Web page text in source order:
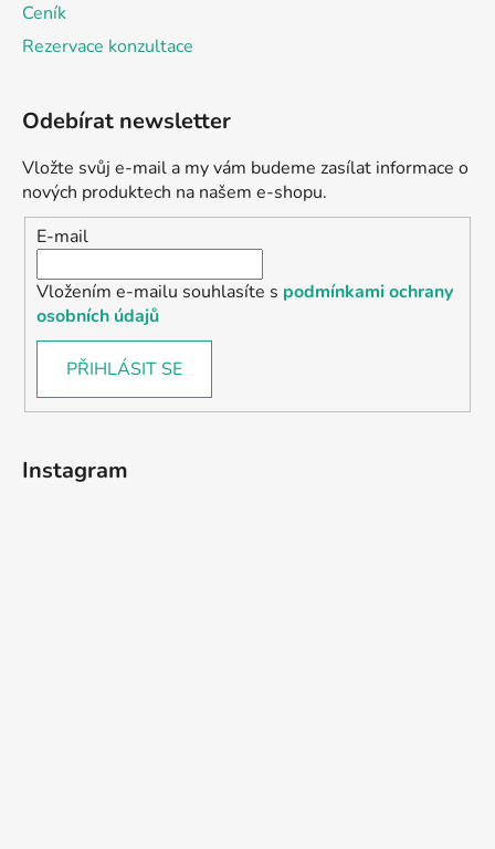
Ceník
Rezervace konzultace
Odebírat newsletter
Vložte svůj e-mail a my vám budeme zasílat informace o
nových produktech na našem e-shopu.
E-mail
Vložením e-mailu souhlasíte s podmínkami ochrany
osobních údajů
PŘIHLÁSIT SE
Instagram